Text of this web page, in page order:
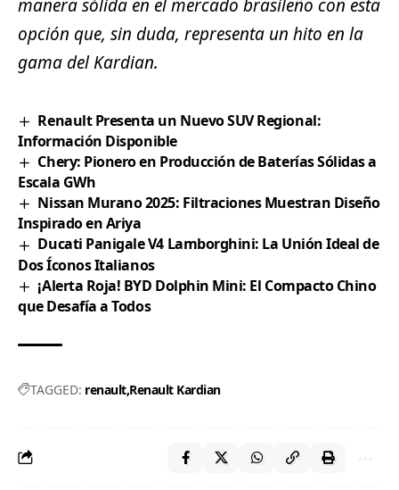
manera sólida en el mercado brasileño con esta
opción que, sin duda, representa un hito en la
gama del Kardian.
Renault Presenta un Nuevo SUV Regional:
Información Disponible
Chery: Pionero en Producción de Baterías Sólidas a
Escala GWh
Nissan Murano 2025: Filtraciones Muestran Diseño
Inspirado en Ariya
Ducati Panigale V4 Lamborghini: La Unión Ideal de
Dos Íconos Italianos
¡Alerta Roja! BYD Dolphin Mini: El Compacto Chino
que Desafía a Todos
TAGGED: renault Renault Kardian